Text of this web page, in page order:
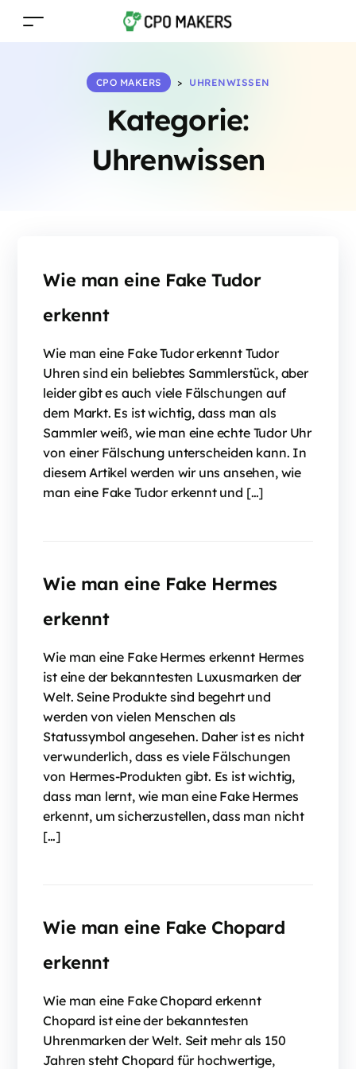
Kategorie:
Uhrenwissen
CPO MAKERS > UHRENWISSEN
Wie man eine Fake Tudor
erkennt
Wie man eine Fake Tudor erkennt Tudor
Uhren sind ein beliebtes Sammlerstück, aber
leider gibt es auch viele Fälschungen auf
dem Markt. Es ist wichtig, dass man als
Sammler weiß, wie man eine echte Tudor Uhr
von einer Fälschung unterscheiden kann. In
diesem Artikel werden wir uns ansehen, wie
man eine Fake Tudor erkennt und […]
Wie man eine Fake Hermes
erkennt
Wie man eine Fake Hermes erkennt Hermes
ist eine der bekanntesten Luxusmarken der
Welt. Seine Produkte sind begehrt und
werden von vielen Menschen als
Statussymbol angesehen. Daher ist es nicht
verwunderlich, dass es viele Fälschungen
von Hermes-Produkten gibt. Es ist wichtig,
dass man lernt, wie man eine Fake Hermes
erkennt, um sicherzustellen, dass man nicht
[…]
Wie man eine Fake Chopard
erkennt
Wie man eine Fake Chopard erkennt
Chopard ist eine der bekanntesten
Uhrenmarken der Welt. Seit mehr als 150
Jahren steht Chopard für hochwertige,